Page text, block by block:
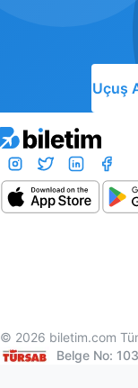
Uçuş
© 2026 biletim.com
Belge No: